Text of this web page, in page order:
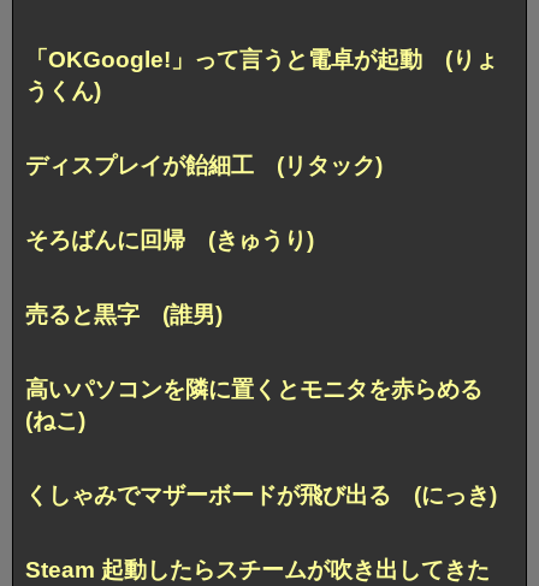
「OKGoogle!」って言うと電卓が起動 (りょ
うくん)
ディスプレイが飴細工 (リタック)
そろばんに回帰 (きゅうり)
売ると黒字 (誰男)
高いパソコンを隣に置くとモニタを赤らめる
(ねこ)
くしゃみでマザーボードが飛び出る (にっき)
Steam 起動したらスチームが吹き出してきた